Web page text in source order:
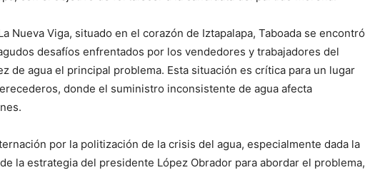
Nueva Viga, situado en el corazón de Iztapalapa, Taboada se encontró
desafíos enfrentados por los vendedores y trabajadores del
de agua el principal problema. Esta situación es crítica para un lugar
donde el suministro inconsistente de agua afecta
por la politización de la crisis del agua, especialmente dada la
la estrategia del presidente López Obrador para abordar el problema,